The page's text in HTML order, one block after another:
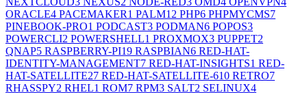
ORACLE4 PACEMAKER1 PALM12 PHP6 PHPMYCMS7
PINEBOOK-PRO1 PODCAST3 PODMAN6 POPOS3
POWERCLI2 POWERSHELL1 PROXMOX3 PUPPET2
QNAP5 RASPBERRY-PI19 RASPBIAN6 RED-HAT-
IDENTITY-MANAGEMENT7 RED-HAT-INSIGHTS1 RED-
HAT-SATELLITE27 RED-HAT-SATELLITE-610 RETRO7
RHASSPY2 RHEL1 ROM7 RPM3 SALT2 SELINUX4